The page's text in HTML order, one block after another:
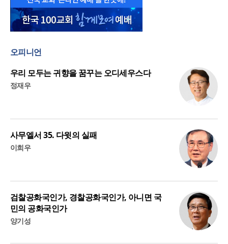
오피니언
우리 모두는 귀향을 꿈꾸는 오디세우스다
정재우
사무엘서 35. 다윗의 실패
이희우
검찰공화국인가, 경찰공화국인가, 아니면 국
민의 공화국인가
양기성